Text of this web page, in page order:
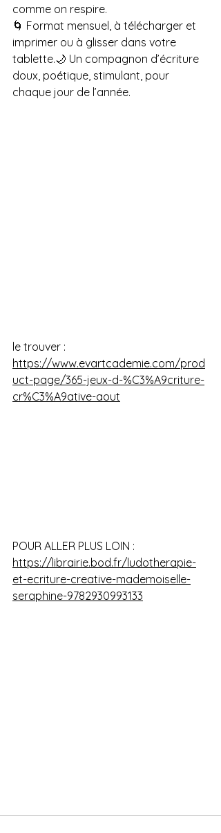
comme on respire.
🌀 Format mensuel, à télécharger et
imprimer ou à glisser dans votre
tablette.🌙 Un compagnon d’écriture
doux, poétique, stimulant, pour
chaque jour de l’année.
le trouver :
https://www.evartcademie.com/prod
uct-page/365-jeux-d-%C3%A9criture-
cr%C3%A9ative-aout
POUR ALLER PLUS LOIN :
https://librairie.bod.fr/ludotherapie-
et-ecriture-creative-mademoiselle-
seraphine-9782930993133